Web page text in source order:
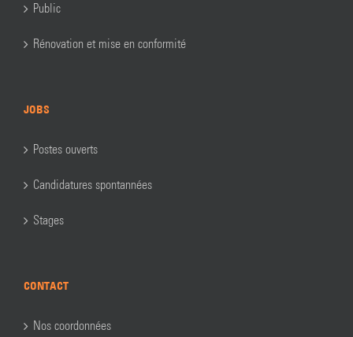
Public
Rénovation et mise en conformité
JOBS
Postes ouverts
Candidatures spontannées
Stages
CONTACT
Nos coordonnées